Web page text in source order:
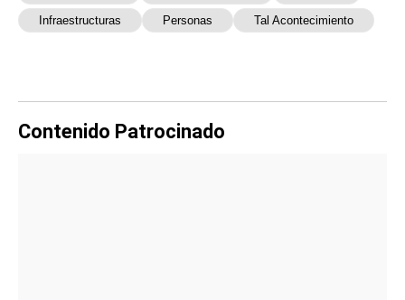
Infraestructuras Personas Tal Acontecimiento
Contenido Patrocinado